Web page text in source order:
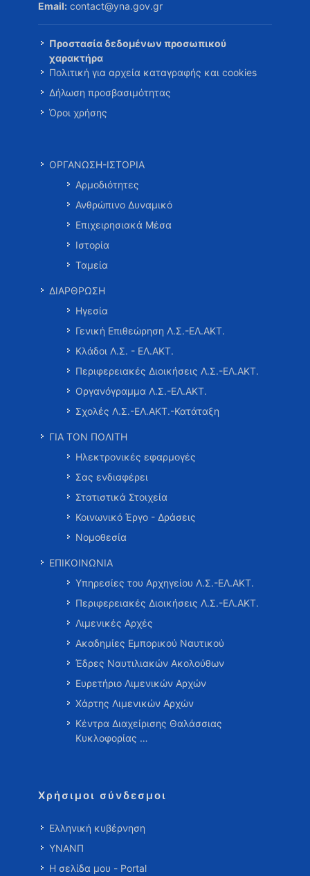
Email: contact@yna.gov.gr
Προστασία δεδομένων προσωπικού
χαρακτήρα
Πολιτική για αρχεία καταγραφής και cookies
Δήλωση προσβασιμότητας
Όροι χρήσης
ΟΡΓΑΝΩΣΗ-ΙΣΤΟΡΙΑ
Αρμοδιότητες
Ανθρώπινο Δυναμικό
Επιχειρησιακά Μέσα
Ιστορία
Ταμεία
ΔΙΑΡΘΡΩΣΗ
Ηγεσία
Γενική Επιθεώρηση Λ.Σ.-ΕΛ.ΑΚΤ.
Κλάδοι Λ.Σ. - ΕΛ.ΑΚΤ.
Περιφερειακές Διοικήσεις Λ.Σ.-ΕΛ.ΑΚΤ.
Οργανόγραμμα Λ.Σ.-ΕΛ.ΑΚΤ.
Σχολές Λ.Σ.-ΕΛ.ΑΚΤ.-Κατάταξη
ΓΙΑ ΤΟΝ ΠΟΛΙΤΗ
Ηλεκτρονικές εφαρμογές
Σας ενδιαφέρει
Στατιστικά Στοιχεία
Κοινωνικό Έργο - Δράσεις
Νομοθεσία
ΕΠΙΚΟΙΝΩΝΙΑ
Υπηρεσίες του Αρχηγείου Λ.Σ.-ΕΛ.ΑΚΤ.
Περιφερειακές Διοικήσεις Λ.Σ.-ΕΛ.ΑΚΤ.
Λιμενικές Αρχές
Ακαδημίες Εμπορικού Ναυτικού
Έδρες Ναυτιλιακών Ακολούθων
Ευρετήριο Λιμενικών Αρχών
Χάρτης Λιμενικών Αρχών
Κέντρα Διαχείρισης Θαλάσσιας
Κυκλοφορίας …
Χρήσιμοι σύνδεσμοι
Ελληνική κυβέρνηση
ΥΝΑΝΠ
Η σελίδα μου - Portal